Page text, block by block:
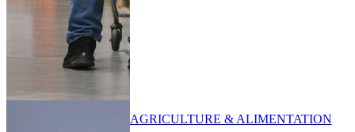
AGRICULTURE & ALIMENTATION